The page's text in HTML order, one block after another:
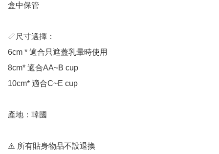
盒中保管
📏尺寸選擇：
6cm * 適合只遮蓋乳暈時使用
8cm* 適合AA~B cup
10cm* 適合C~E cup
產地：韓國
⚠️ 所有貼身物品不設退換